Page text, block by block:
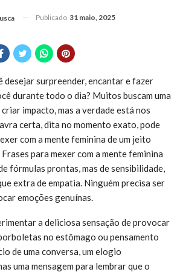
Publicado 31 maio, 2025
desejar surpreender, encantar e fazer
durante todo o dia? Muitos buscam uma
impacto, mas a verdade está nos
certa, dita no momento exato, pode
com a mente feminina de um jeito
para mexer com a mente feminina
fórmulas prontas, mas de sensibilidade,
extra de empatia. Ninguém precisa ser
emoções genuínas.
a deliciosa sensação de provocar
no estômago ou pensamento
de uma conversa, um elogio
uma mensagem para lembrar que o